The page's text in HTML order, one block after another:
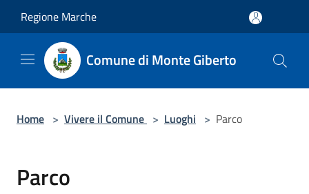
Regione Marche
Comune di Monte Giberto
Home > Vivere il Comune > Luoghi > Parco
Parco